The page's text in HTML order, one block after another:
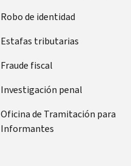
Robo de identidad
Estafas tributarias
Fraude fiscal
Investigación penal
Oficina de Tramitación para
Informantes